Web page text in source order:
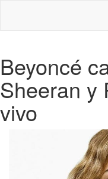
Beyoncé
Sheeran y
vivo